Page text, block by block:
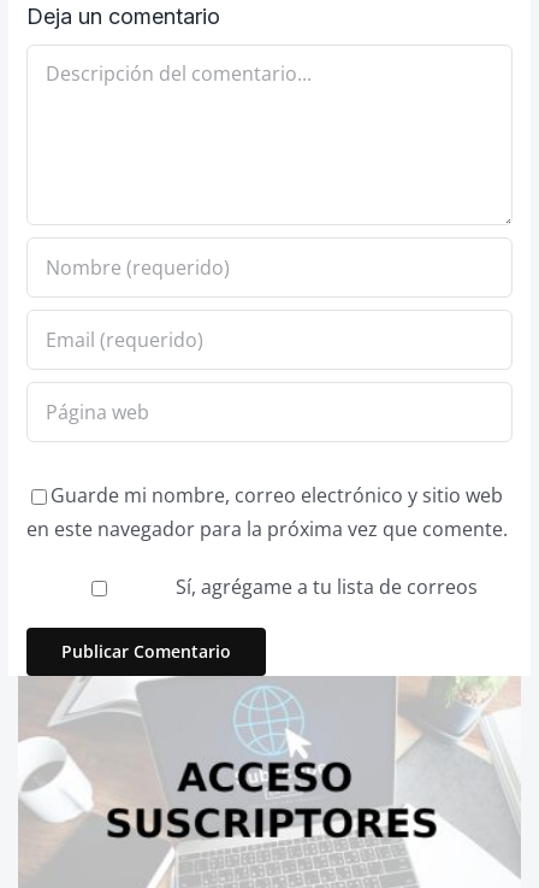
Deja un comentario
Comentario
Guarde mi nombre, correo electrónico y sitio web
en este navegador para la próxima vez que comente.
Sí, agrégame a tu lista de correos